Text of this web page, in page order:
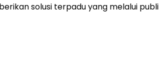
solusi terpadu yang melalui